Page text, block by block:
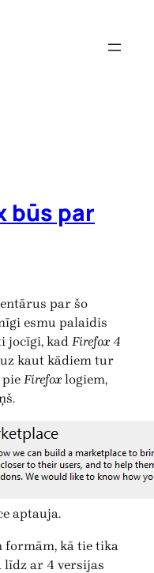
būs par
par šo
esmu palaidis
jocīgi, kad Firefox 4
kaut kādiem tur
Firefox logiem,
aptauja.
kā tie tika
ar 4 versijas